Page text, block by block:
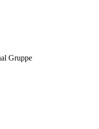
Gruppe